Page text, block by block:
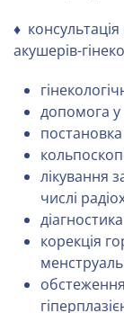
♦ консультація
акушерів-
допомога у
лікування
числі
корекція